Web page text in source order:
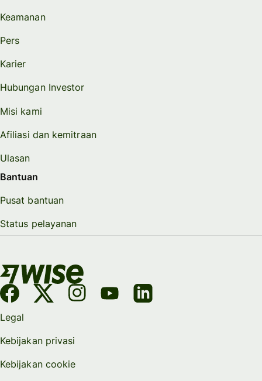
Keamanan
Pers
Karier
Hubungan Investor
Misi kami
Afiliasi dan kemitraan
Ulasan
Bantuan
Pusat bantuan
Status pelayanan
Legal
Kebijakan privasi
Kebijakan cookie